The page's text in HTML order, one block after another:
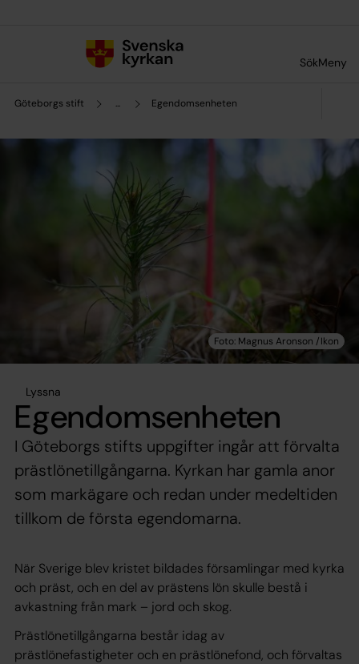
SökMeny
Göteborgs stift ... Egendomsenheten
Lyssna
Egendomsenheten
I Göteborgs stifts uppgifter ingår att förvalta
prästlönetillgångarna. Kyrkan har gamla anor
som markägare och redan under medeltiden
tillkom de första egendomarna.
När Sverige blev kristet bildades församlingar med kyrka
och präst, och en del av prästens lön skulle bestå i
avkastning från mark – jord och skog.
Prästlönetillgångarna består idag av
prästlönefastigheter och en prästlönefond, och förvaltas